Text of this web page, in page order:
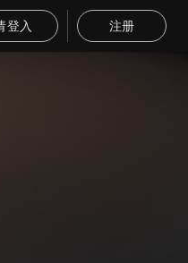
登入 注册